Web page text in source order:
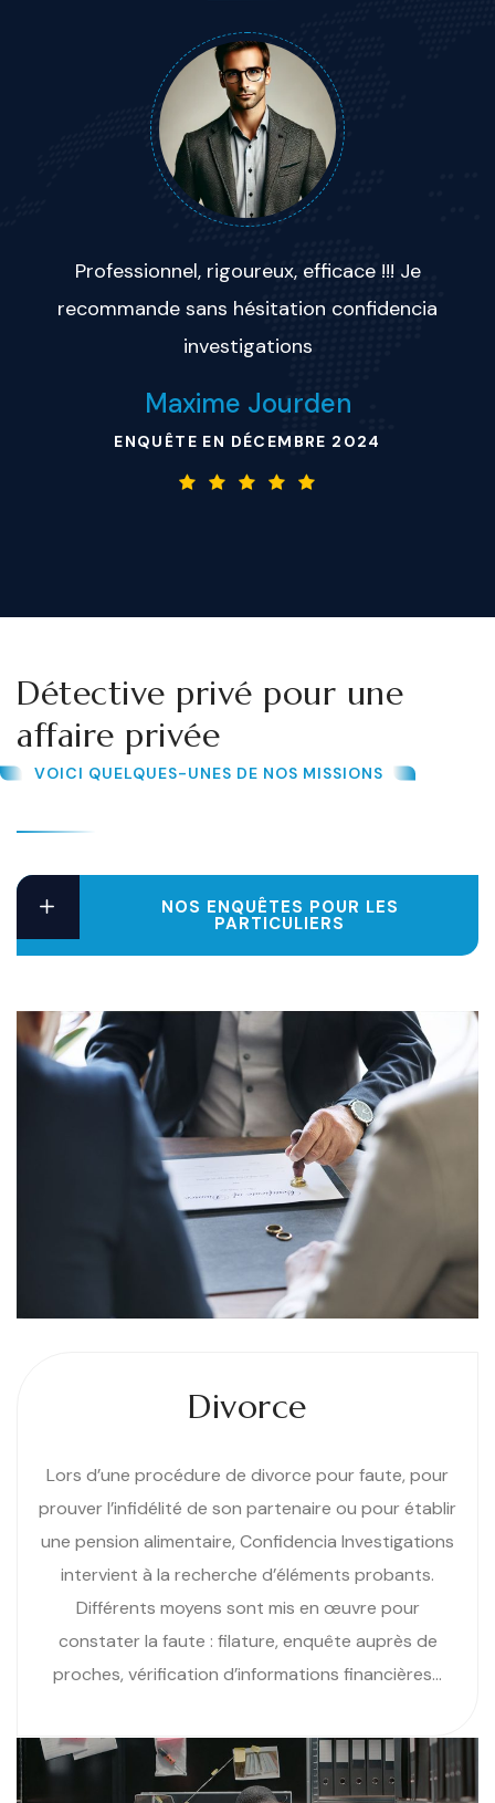
Professionnel, rigoureux, efficace !!! Je
recommande sans hésitation confidencia
investigations
Maxime Jourden
ENQUÊTE EN DÉCEMBRE 2024
Détective privé pour une
affaire privée
VOICI QUELQUES-UNES DE NOS MISSIONS
NOS ENQUÊTES POUR LES
PARTICULIERS
Divorce
Lors d’une procédure de divorce pour faute, pour
prouver l’infidélité de son partenaire ou pour établir
une pension alimentaire, Confidencia Investigations
intervient à la recherche d’éléments probants.
Différents moyens sont mis en œuvre pour
constater la faute : filature, enquête auprès de
proches, vérification d’informations financières…